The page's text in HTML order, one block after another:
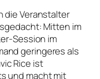
die Veranstalter
Mitten im
Session im
geringeres als
Rice ist
und macht mit